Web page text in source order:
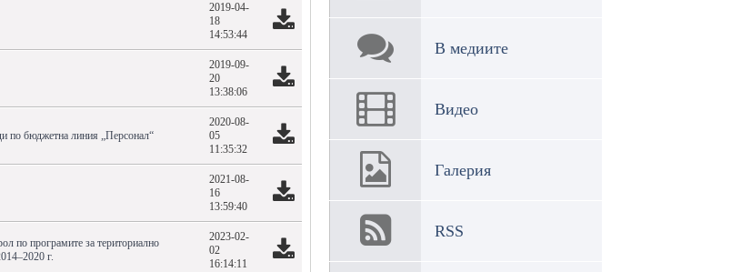
2019-04-
18
14:53:44
2019-09-
20
13:38:06
по бюджетна линия „Персонал“
2020-08-
05
11:35:32
2021-08-
16
13:59:40
по програмите за териториално
г.
2023-02-
02
16:14:11
В медиите
Видео
Галерия
RSS